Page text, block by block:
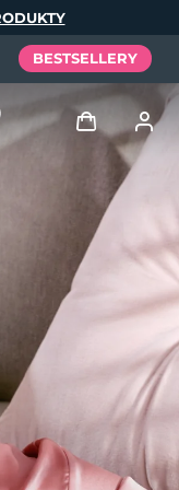
BESTSELLERY
Zaloguj
użytkownika
Moje urządzenia
zamówienia
Moje adresy
subskrypcje
Español
Português
Русский
繁體中文